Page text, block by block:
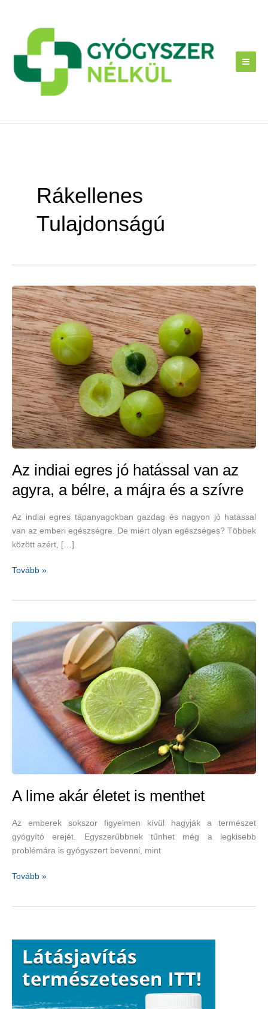
Rákellenes
Tulajdonságú
Az indiai egres jó hatással van az
agyra, a bélre, a májra és a szívre
Az indiai egres tápanyagokban gazdag és nagyon jó hatással
van az emberi egészségre. De miért olyan egészséges? Többek
között azért, […]
Az
hatással
van
az
agyra,
a
bélre,
Tovább »
A lime akár életet is menthet
Az emberek sokszor figyelmen kívül hagyják a természet
gyógyító erejét. Egyszerűbbnek tűnhet még a legkisebb
problémára is gyógyszert bevenni, mint
A
Tovább »